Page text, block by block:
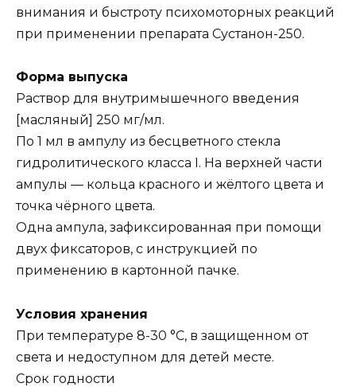
внимания и быстроту психомоторных реакций
при применении препарата Сустанон-250.
Форма выпуска
Раствор для внутримышечного введения
[масляный] 250 мг/мл.
По 1 мл в ампулу из бесцветного стекла
гидролитического класса I. На верхней части
ампулы — кольца красного и жёлтого цвета и
точка чёрного цвета.
Одна ампула, зафиксированная при помощи
двух фиксаторов, с инструкцией по
применению в картонной пачке.
Условия хранения
При температуре 8-30 °С, в защищенном от
света и недоступном для детей месте.
Срок годности